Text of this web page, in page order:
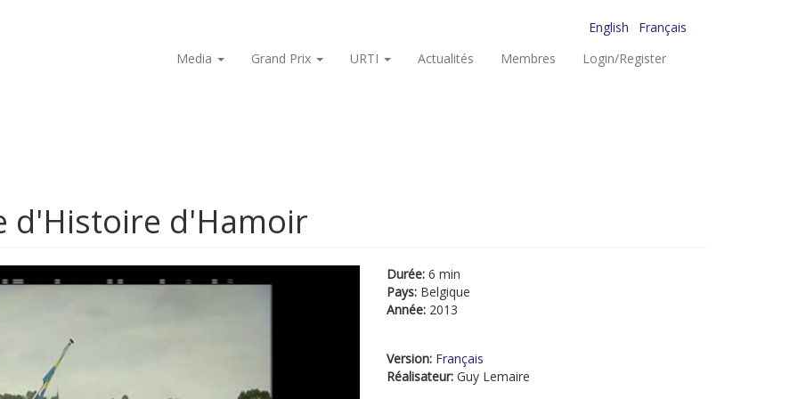
English
Français
Media
Grand Prix URTI Actualités Membres Login/Register
d'Histoire d'Hamoir
Durée: 6 min
Pays: Belgique
Année: 2013
Version: Français
Réalisateur: Guy Lemaire